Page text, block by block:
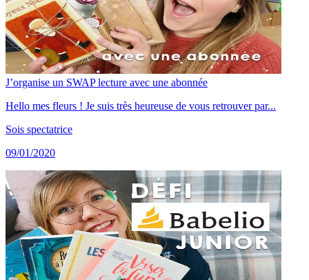
J’organise un SWAP lecture avec une abonnée
Hello mes fleurs ! Je suis très heureuse de vous retrouver par...
Sois spectatrice
09/01/2020